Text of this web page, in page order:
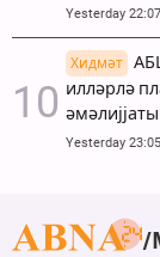
Yesterday 22:07
Хидмәт
илләрлә
Yesterday 23:05